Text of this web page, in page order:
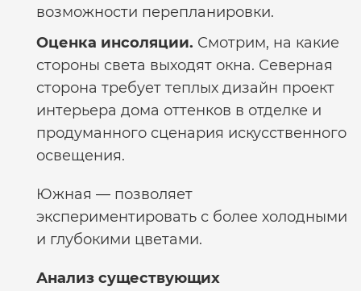
возможности перепланировки.
Оценка инсоляции. Смотрим, на какие
стороны света выходят окна. Северная
сторона требует теплых дизайн проект
интерьера дома оттенков в отделке и
продуманного сценария искусственного
освещения.
Южная — позволяет
экспериментировать с более холодными
и глубокими цветами.
Анализ существующих